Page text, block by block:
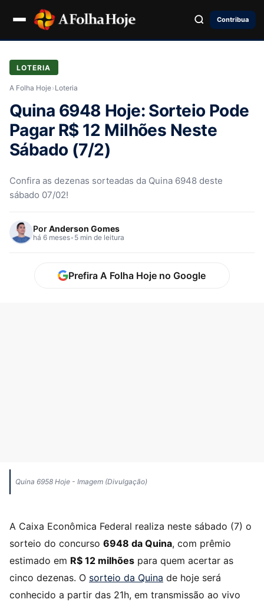
Contribua
LOTERIA
A Folha Hoje› Loteria
Quina 6948 Hoje: Sorteio Pode
Pagar R$ 12 Milhões Neste
Sábado (7/2)
Confira as dezenas sorteadas da Quina 6948 deste
sábado 07/02!
PorAnderson Gomes
há 6 meses• 5 min de leitura
Prefira A Folha Hoje no Google
Quina 6958 Hoje - Imagem (Divulgação)
A Caixa Econômica Federal realiza neste sábado (7) o
sorteio do concurso 6948 da Quina, com prêmio
estimado em R$ 12 milhões para quem acertar as
cinco dezenas. O sorteio da Quina de hoje será
conhecido a partir das 21h, em transmissão ao vivo